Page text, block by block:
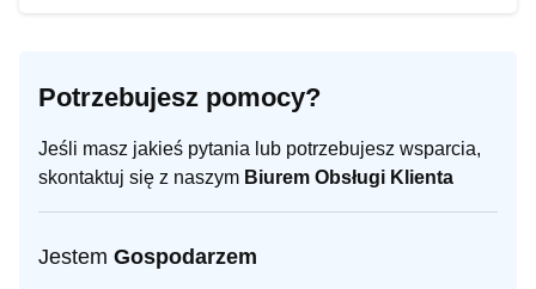
Potrzebujesz pomocy?
Jeśli masz jakieś pytania lub potrzebujesz wsparcia,
skontaktuj się z naszym Biurem Obsługi Klienta
Jestem Gospodarzem